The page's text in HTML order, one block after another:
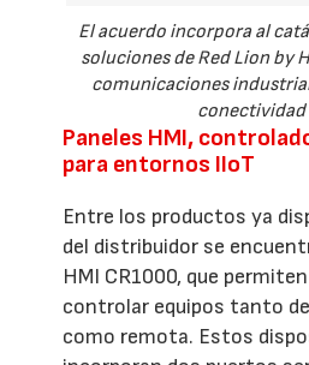
El acuerdo incorpora al
soluciones de Red Lion by
comunicaciones
conectividad
Paneles HMI,
para entornos IIoT
Entre los productos ya
del distribuidor se
HMI CR1000, que
controlar equipos tanto
como remota. Estos